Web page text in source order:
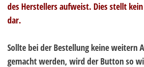
des Herstellers aufweist. Dies stellt
dar.
Sollte bei der Bestellung keine weitern
gemacht werden, wird der Button so